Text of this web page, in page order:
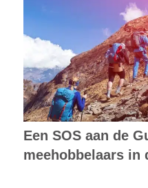
Een SOS aan de
meehobbelaars in